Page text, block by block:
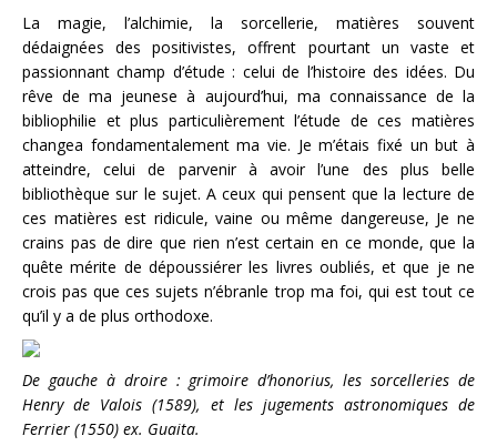
La magie, l’alchimie, la sorcellerie, matières souvent
dédaignées des positivistes, offrent pourtant un vaste et
passionnant champ d’étude : celui de l’histoire des idées. Du
rêve de ma jeunese à aujourd’hui, ma connaissance de la
bibliophilie et plus particulièrement l’étude de ces matières
changea fondamentalement ma vie. Je m’étais fixé un but à
atteindre, celui de parvenir à avoir l’une des plus belle
bibliothèque sur le sujet. A ceux qui pensent que la lecture de
ces matières est ridicule, vaine ou même dangereuse, Je ne
crains pas de dire que rien n’est certain en ce monde, que la
quête mérite de dépoussiérer les livres oubliés, et que je ne
crois pas que ces sujets n’ébranle trop ma foi, qui est tout ce
qu’il y a de plus orthodoxe.
De gauche à droire : grimoire d’honorius, les sorcelleries de
Henry de Valois (1589), et les jugements astronomiques de
Ferrier (1550) ex. Guaita.